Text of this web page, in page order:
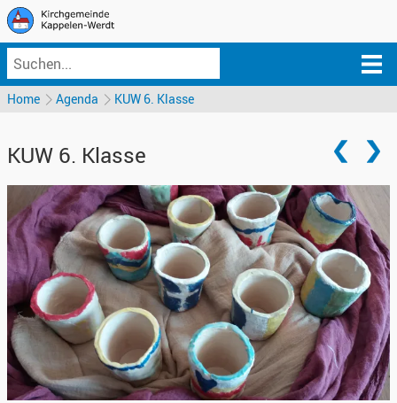
Home Agenda KUW 6. Klasse
KUW 6. Klasse